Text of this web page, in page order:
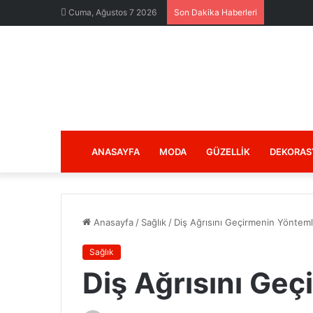
Cuma, Ağustos 7 2026 Son Dakika Haberleri
ANASAYFA MODA GÜZELLIK
Anasayfa / Sağlık / Diş Ağrısını Geçirmenin
Sağlık
Diş Ağrısını